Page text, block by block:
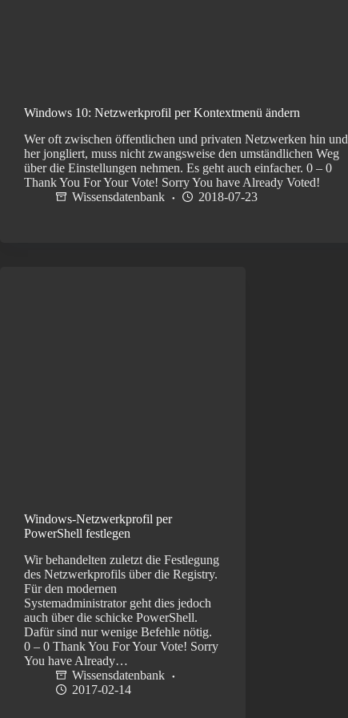
Windows 10: Netzwerkprofil per Kontextmenü ändern
Wer oft zwischen öffentlichen und privaten Netzwerken hin und
her jongliert, muss nicht zwangsweise den umständlichen Weg
über die Einstellungen nehmen. Es geht auch einfacher. 0 – 0
Thank You For Your Vote! Sorry You have Already Voted!
Wissensdatenbank
2018-07-23
Windows-Netzwerkprofil per
PowerShell festlegen
Wir behandelten zuletzt die Festlegung
des Netzwerkprofils über die Registry.
Für den modernen
Systemadministrator geht dies jedoch
auch über die schicke PowerShell.
Dafür sind nur wenige Befehle nötig.
0 – 0 Thank You For Your Vote! Sorry
You have Already…
Wissensdatenbank
2017-02-14